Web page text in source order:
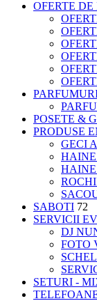
OFERTE DE
POSETE &
PRODUSE
GECI
HAINE
HAINE
SABOTI 72
SERVICII
DJ
FOTO
SETURI -